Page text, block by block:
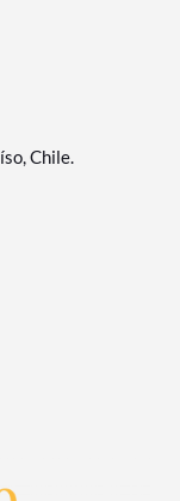
Chile.